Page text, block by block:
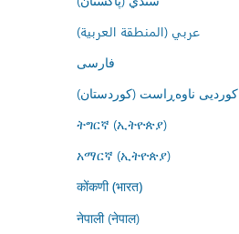
عربي (المنطقة العربية)
فارسى
کوردیی ناوەڕاست (کوردستان)
ትግርኛ (ኢትዮጵያ)
አማርኛ (ኢትዮጵያ)
कोंकणी (भारत)
नेपाली (नेपाल)